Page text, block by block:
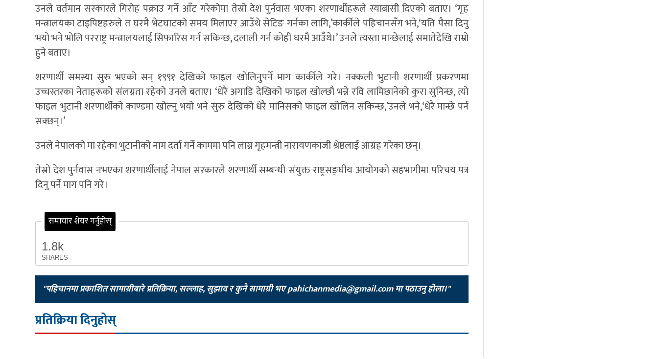
उनले वर्तमान सरकारले गिरोह पक्राउ गर्ने आँट गरेकोमा तेस्रो देश पुर्नवास भएका शरणार्थीहरूले स्याबासी दिएको बताए। ‘गृह
मन्त्रालयका टाइपिष्टहरुले त घरमै भेटघाटको समय मिलाएर आउँथे सेटिङ गर्नका लागि,’कार्कीले पहिचानसँग भने,‘यति पैसा दिनु
भयो भने भोलि परराष्ट्र मन्त्रालयलाई सिफारिस गर्न सकिन्छ, दलाली गर्न कोही घरमै आउँथे।’ उनले त्यस्ता मान्छेलाई समातेदेखि राम्रो
हुने बताए।
शरणार्थी समस्या सुरु भएको सन् १९९१ देखिको फाइल खोलिनुपर्ने माग कार्कीले गरे। नक्कली भुटानी शरणार्थी प्रकरणमा
उच्चस्तरका नेताहरूको संलग्नता रहेको उनले बताए। ‘धेरै अगाडि देखिको फाइल खोल्छौ भन्ने रवि लामिछानेको कुरा सुनिन्छ, त्यो
फाइल भुटानी शरणार्थीको काण्डमा खोल्नु भयो भने सुरु देखिको धेरै मानिसको फाइल खोलिन सकिन्छ,’उनले भने,‘धेरै मान्छे पर्न
सक्छन्।’
उनले नेपालको मा रहेका भुटानीको नाम दर्ता गर्ने काममा पनि लाग्न गृहमन्त्री नारायणकाजी श्रेष्ठलाई आग्रह गरेका छन्।
तेस्रो देश पुर्नवास नभएका शरणार्थीलाई नेपाल सरकारले शरणार्थी सम्बन्धी संयुक्त राष्ट्रसङ्घीय आयोगको सहभागीमा परिचय पत्र
दिनु पर्ने माग पनि गरे।
समाचार शेयर गर्नुहोस्
1.8k
SHARES
"पहिचानमा प्रकाशित सामाग्रीबारे प्रतिक्रिया, सल्लाह, सुझाव र कुनै सामाग्री भएpahichanmedia@gmail.comमा पठाउनु होला।"
प्रतिक्रिया दिनुहोस्